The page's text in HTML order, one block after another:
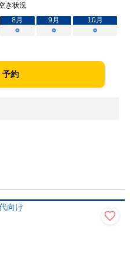
き状況
8月 9月 10月
○
○ ○
予約